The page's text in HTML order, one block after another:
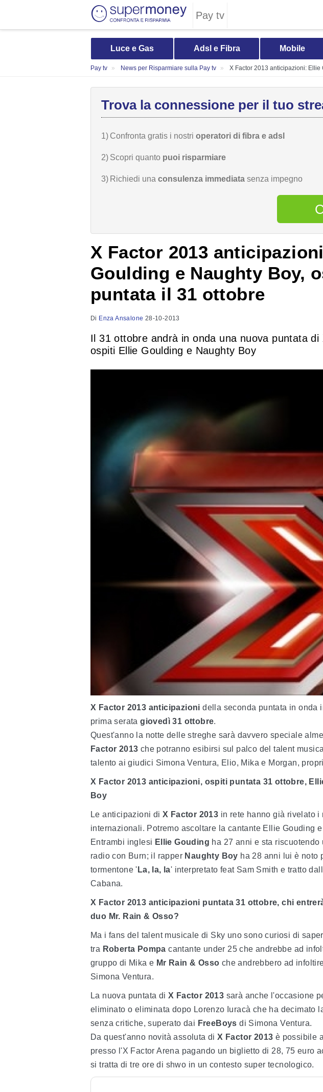
Pay tv
Luce e Gas Adsl e Fibra Mobile
Pay tv News per Risparmiare sulla Pay tv X Factor 2013 anticipazioni: Ellie
Trova la connessione per il tuo
1) Confronta gratis i nostri operatori di fibra e adsl
2) Scopri quanto puoi risparmiare
3) Richiedi una consulenza immediata senza impegno
X Factor 2013
Goulding e Naughty Boy,
puntata il 31 ottobre
Di Enza Ansalone 28-10-2013
Il 31 ottobre andrà in onda una nuova puntata di
ospiti Ellie Goulding e Naughty Boy
X Factor 2013 anticipazioni della seconda puntata in onda
prima seratagiovedì 31 ottobre.
Quest'anno la notte delle streghe sarà davvero speciale
Factor 2013 che potranno esibirsi sul palco del talent
talento ai giudici Simona Ventura, Elio, Mika e Morgan,
X Factor 2013 anticipazioni, ospiti puntata 31 ottobre,
Boy
Le anticipazioni di X Factor 2013 in rete hanno già rivelato
internazionali. Potremo ascoltare la cantante Ellie Gouding
Entrambi inglesi Ellie Gouding ha 27 anni e sta riscuotendo
radio con Burn; il rapper Naughty Boy ha 28 anni lui è noto
tormentone ' La, la, la' interpretato feat Sam Smith e tratto
Cabana.
X Factor 2013 anticipazioni puntata 31 ottobre, chi
duo Mr. Rain & Osso?
Ma i fans del talent musicale di Sky uno sono curiosi di
tra Roberta Pompa cantante under 25 che andrebbe ad
gruppo di Mika e Mr Rain & Osso che andrebbero ad
Simona Ventura.
La nuova puntata di X Factor 2013 sarà anche l'occasione
eliminato o eliminata dopo Lorenzo Iuracà che ha decimato
senza critiche, superato dai FreeBoys di Simona Ventura.
Da quest'anno novità assoluta diX Factor 2013 è possibile
presso l'X Factor Arena pagando un biglietto di 28, 75 euro
si tratta di tre ore di shwo in un contesto super tecnologico.